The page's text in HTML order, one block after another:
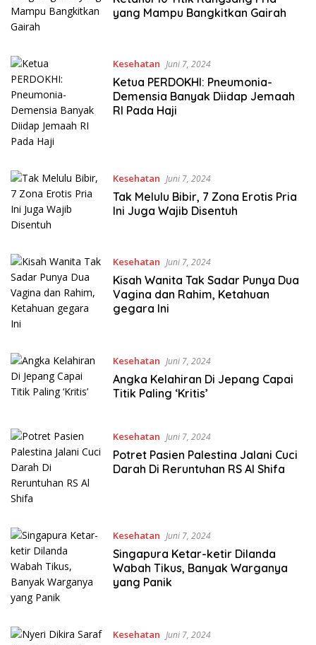
yang Mampu Bangkitkan Gairah
Kesehatan Juni 7, 2024
Ketua PERDOKHI: Pneumonia-
Demensia Banyak Diidap Jemaah
RI Pada Haji
Kesehatan Juni 7, 2024
Tak Melulu Bibir, 7 Zona Erotis Pria
Ini Juga Wajib Disentuh
Kesehatan Juni 7, 2024
Kisah Wanita Tak Sadar Punya Dua
Vagina dan Rahim, Ketahuan
gegara Ini
Kesehatan Juni 7, 2024
Angka Kelahiran Di Jepang Capai
Titik Paling ‘Kritis’
Kesehatan Juni 7, 2024
Potret Pasien Palestina Jalani Cuci
Darah Di Reruntuhan RS Al Shifa
Kesehatan Juni 7, 2024
Singapura Ketar-ketir Dilanda
Wabah Tikus, Banyak Warganya
yang Panik
Kesehatan Juni 7, 2024